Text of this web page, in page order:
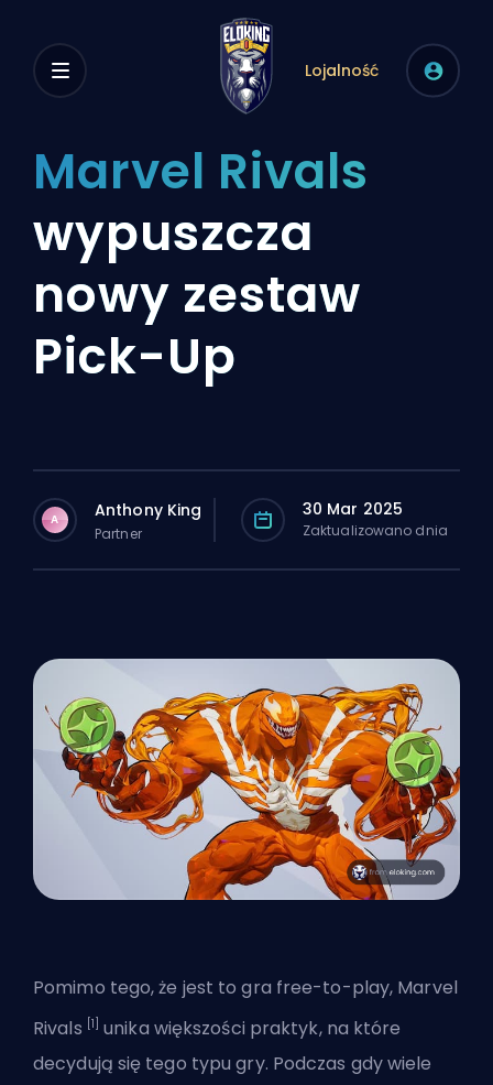
Lojalność
Marvel Rivals
wypuszcza
nowy zestaw
Pick-Up
A Anthony King
Partner
30 Mar 2025
Zaktualizowano dnia
Pomimo tego, że jest to gra free-to-play, Marvel
Rivals [1] unika większości praktyk, na które
decydują się tego typu gry. Podczas gdy wiele